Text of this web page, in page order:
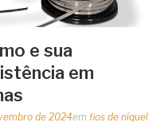
e sua
em
de 2024em fios de níquel